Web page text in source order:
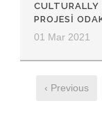
CULTURALLY
PROJESİ
01 Mar 2021
‹ Previous